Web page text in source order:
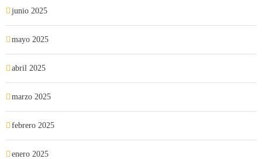
junio 2025
mayo 2025
abril 2025
marzo 2025
febrero 2025
enero 2025